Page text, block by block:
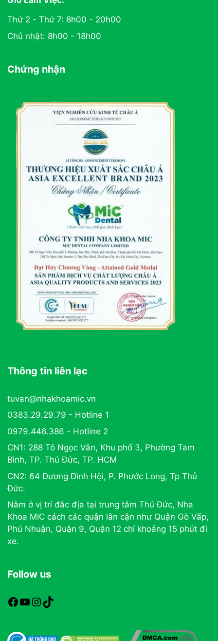
Thứ 2 - Thứ 7: 8h00 - 20h00
Chủ nhật: 8h00 - 18h00
Chứng nhận
Thông tin liên lạc
tuvan@nhakhoamic.vn
0383.29.29.79 - Hotline 1
0979.446.386 - Hotline 2
CN1: 288 Tô Ngọc Vân, Khu phố 3, Phường Tam
Bình, TP. Thủ Đức, TP. HCM
CN2: 64 Dương Đình Hội, P. Phước Long, Tp Thủ
Đức.
Nằm ở vị trí đắc địa tại trung tâm Thủ Đức, Nha
Khoa MIC cách các quận lân cận như Quận Gò Vấp,
Phú Nhuận, Quận 9, Quận 12 chỉ khoảng 15 phút đi
xe.
Follow us
https://www.facebook.com/nhakhoamic
https://www.youtube.com
https://www.instagram.com